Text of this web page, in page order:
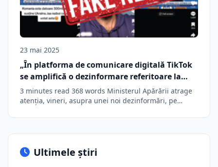
23 mai 2025
„În platforma de comunicare digitală TikTok
se amplifică o dezinformare referitoare la
aşa-zise „dovezi” ale unei decizii luate la
nivelul conducerii statului român de a trimite
3 minutes read 368 words Ministerul Apărării atrage
atenţia, vineri, asupra unei noi dezinformări, pe…
Ultimele știri